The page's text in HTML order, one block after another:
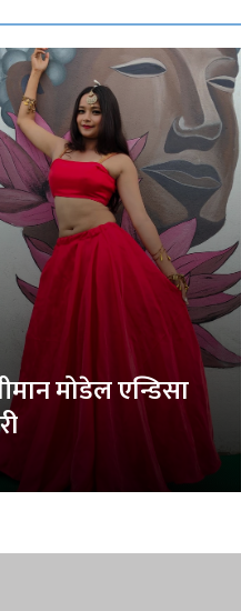
मोडेल एन्डिसा